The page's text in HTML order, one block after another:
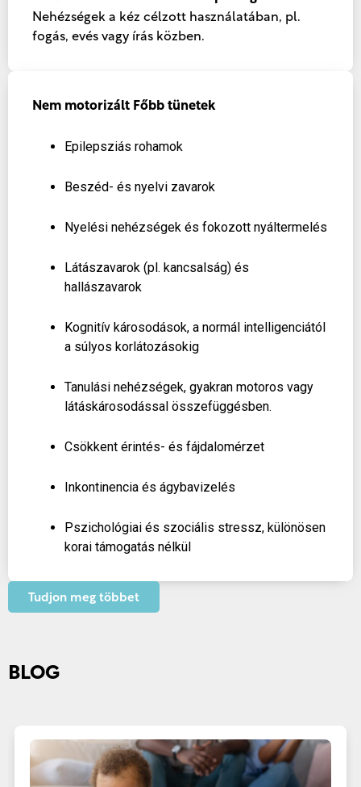
Nehézségek a kéz célzott használatában, pl.
fogás, evés vagy írás közben.
Nem motorizált Főbb tünetek
Epilepsziás rohamok
Beszéd- és nyelvi zavarok
Nyelési nehézségek és fokozott nyáltermelés
Látászavarok (pl. kancsalság) és
hallászavarok
Kognitív károsodások, a normál intelligenciától
a súlyos korlátozásokig
Tanulási nehézségek, gyakran motoros vagy
látáskárosodással összefüggésben.
Csökkent érintés- és fájdalomérzet
Inkontinencia és ágybavizelés
Pszichológiai és szociális stressz, különösen
korai támogatás nélkül
Tudjon meg többet
BLOG